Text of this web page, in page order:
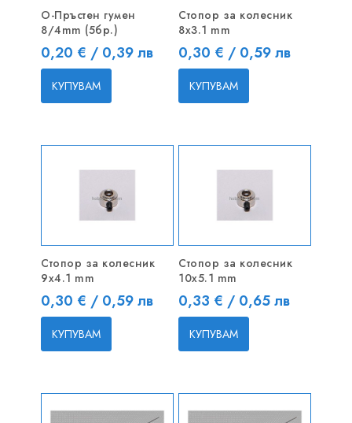
О-Пръстен гумен
8/4mm (5бр.)
Цена
0,20 € / 0,39 лв
КУПУВАМ
Стопор за колесник
8x3.1 mm
Цена
0,30 € / 0,59 лв
КУПУВАМ
Стопор за колесник
9x4.1 mm
Цена
0,30 € / 0,59 лв
КУПУВАМ
Стопор за колесник
10x5.1 mm
Цена
0,33 € / 0,65 лв
КУПУВАМ